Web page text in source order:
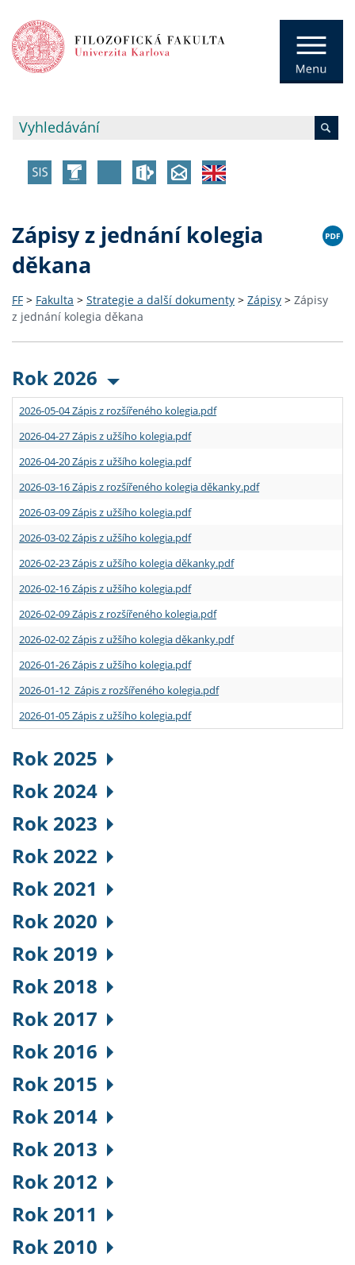
Zápisy z jednání kolegia
děkana
FF > Fakulta > Strategie a další dokumenty > Zápisy > Zápisy
z jednání kolegia děkana
Rok 2026
2026-05-04 Zápis z rozšířeného kolegia.pdf
2026-04-27 Zápis z užšího kolegia.pdf
2026-04-20 Zápis z užšího kolegia.pdf
2026-03-16 Zápis z rozšířeného kolegia děkanky.pdf
2026-03-09 Zápis z užšího kolegia.pdf
2026-03-02 Zápis z užšího kolegia.pdf
2026-02-23 Zápis z užšího kolegia děkanky.pdf
2026-02-16 Zápis z užšího kolegia.pdf
2026-02-09 Zápis z rozšířeného kolegia.pdf
2026-02-02 Zápis z užšího kolegia děkanky.pdf
2026-01-26 Zápis z užšího kolegia.pdf
2026-01-12 Zápis z rozšířeného kolegia.pdf
2026-01-05 Zápis z užšího kolegia.pdf
Rok 2025
Rok 2024
Rok 2023
Rok 2022
Rok 2021
Rok 2020
Rok 2019
Rok 2018
Rok 2017
Rok 2016
Rok 2015
Rok 2014
Rok 2013
Rok 2012
Rok 2011
Rok 2010